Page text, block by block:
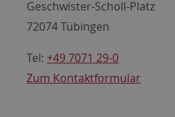
Geschwister-Scholl-Platz
72074 Tübingen
Tel: +49 7071 29-0
Zum Kontaktformular